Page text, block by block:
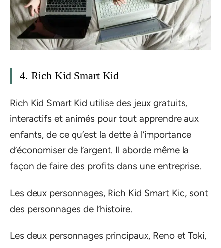
4. Rich Kid Smart Kid
Rich Kid Smart Kid utilise des jeux gratuits,
interactifs et animés pour tout apprendre aux
enfants, de ce qu’est la dette à l’importance
d’économiser de l’argent. Il aborde même la
façon de faire des profits dans une entreprise.
Les deux personnages, Rich Kid Smart Kid, sont
des personnages de l’histoire.
Les deux personnages principaux, Reno et Toki,